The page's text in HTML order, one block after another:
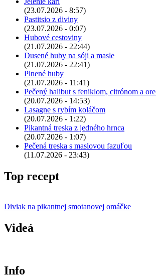
(23.07.2026 - 8:57)
Pastitsio z diviny
(23.07.2026 - 0:07)
Hubové cestoviny
(21.07.2026 - 22:44)
Dusené huby na sóji a masle
(21.07.2026 - 22:41)
Plnené huby
(21.07.2026 - 11:41)
Pečený halibut s feniklom, citrónom a
(20.07.2026 - 14:53)
Lasagne s rybím koláčom
(20.07.2026 - 1:22)
Pikantná treska z jedného hrnca
(20.07.2026 - 1:07)
Pečená treska s maslovou fazuľou
(11.07.2026 - 23:43)
Top recept
Diviak na pikantnej smotanovej omáčke
Videá
Info